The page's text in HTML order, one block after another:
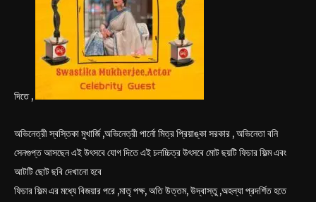
দিতে ,
অভিনেত্রী স্বস্তিকা মুখার্জি ,অভিনেত্রী পার্নো মিত্র প্রিয়াঙ্কা সরকার , অভিনেতা বনি
সেনগুপ্ত আসছেন এই উৎসবে যোগ দিতে এই চলচ্চিত্র উৎসবে মোট ছয়টি ফিচার ফিল্ম এবং
আটটি ছোট ছবি দেখানো হবে
ফিচার ফিল্ম এর মধ্যে বিজয়ার পরে ,মাতৃ পক্ষ, অতি উত্তম, উদ্বাস্তু ,অহল্যা প্রদর্শিত হতে